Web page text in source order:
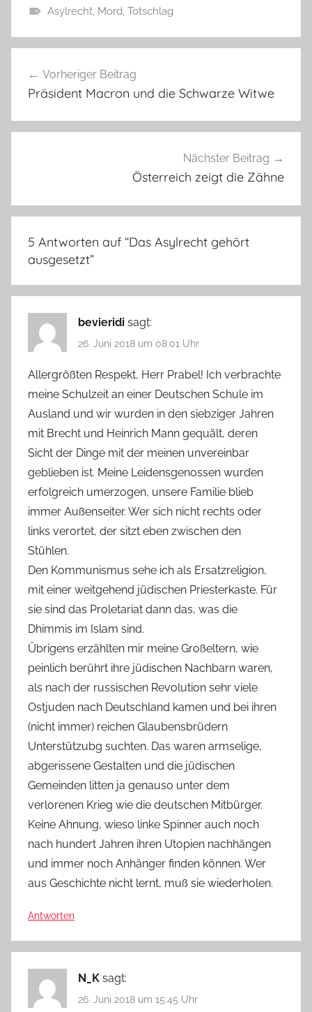
Asylrecht, Mord, Totschlag
Vorheriger Beitrag
Präsident Macron und die Schwarze Witwe
Nächster Beitrag
Österreich zeigt die Zähne
5 Antworten auf “Das Asylrecht gehört
ausgesetzt”
bevieridi sagt:
26. Juni 2018 um 08:01 Uhr
Allergrößten Respekt, Herr Prabel! Ich verbrachte
meine Schulzeit an einer Deutschen Schule im
Ausland und wir wurden in den siebziger Jahren
mit Brecht und Heinrich Mann gequält, deren
Sicht der Dinge mit der meinen unvereinbar
geblieben ist. Meine Leidensgenossen wurden
erfolgreich umerzogen, unsere Familie blieb
immer Außenseiter. Wer sich nicht rechts oder
links verortet, der sitzt eben zwischen den
Stühlen.
Den Kommunismus sehe ich als Ersatzreligion,
mit einer weitgehend jüdischen Priesterkaste. Für
sie sind das Proletariat dann das, was die
Dhimmis im Islam sind.
Übrigens erzählten mir meine Großeltern, wie
peinlich berührt ihre jüdischen Nachbarn waren,
als nach der russischen Revolution sehr viele
Ostjuden nach Deutschland kamen und bei ihren
(nicht immer) reichen Glaubensbrüdern
Unterstützubg suchten. Das waren armselige,
abgerissene Gestalten und die jüdischen
Gemeinden litten ja genauso unter dem
verlorenen Krieg wie die deutschen Mitbürger.
Keine Ahnung, wieso linke Spinner auch noch
nach hundert Jahren ihren Utopien nachhängen
und immer noch Anhänger finden können. Wer
aus Geschichte nicht lernt, muß sie wiederholen.
Antworten
N_K sagt:
26. Juni 2018 um 15:45 Uhr